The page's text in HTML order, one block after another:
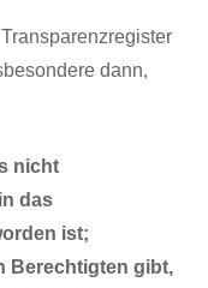
dann,
nicht
das
ist;
Berechtigten gibt,